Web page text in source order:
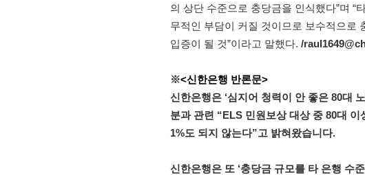
의 상단 수준으로 충당금을 인식했다”며 “
무적인 부담이 커질 것이므로 보수적으로
입증이 될 것”이라고 말했다. /
※<신한은행 반론문>
신한은행은 ‘심지어 청력이 안좋은 80대
분과관련 “ELS 민원보상대상중 80대 이
1%도 되지 않는다”고 밝혀왔습니다.
신한은행은 또 ‘충당금 규모를 타은행 수